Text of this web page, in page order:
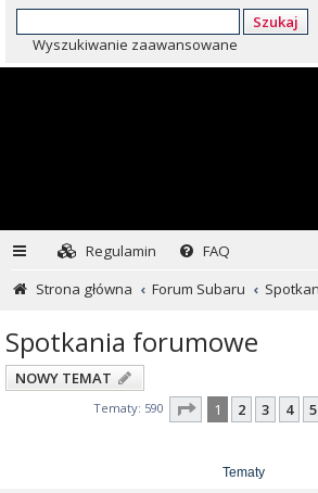
Szukaj
Wyszukiwanie zaawansowane
Regulamin
FAQ
Strona główna
Forum Subaru
Spotkania forumowe
NOWY TEMAT
Tematy: 590 Strona z24
1 2 3 4 5
Tematy